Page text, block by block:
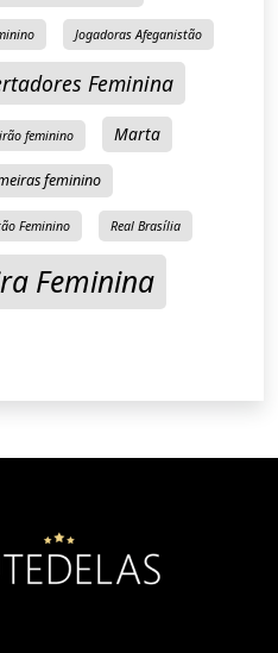
Jogadoras Afeganistão
Feminina
feminino Marta
feminino
Feminino Real Brasília
Feminina